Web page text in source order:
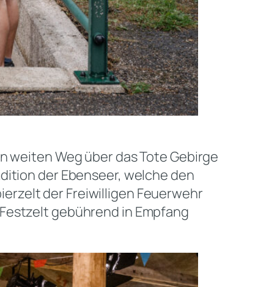
Weg über das Tote Gebirge
der Ebenseer, welche den
der Freiwilligen Feuerwehr
gebührend in Empfang